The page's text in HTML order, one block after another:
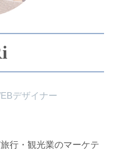
デザイナー
行・観光業のマーケテ